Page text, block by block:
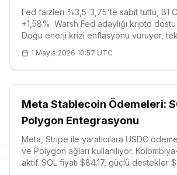
Fed faizleri %3,5-3,75'te sabit tuttu,
+1,58%. Warsh Fed adaylığı kripto
Doğu enerji krizi enflasyonu vuruyor,
stablecoin hamlesi öne çıkıyor.
1 Mayıs 2026 10:57 UTC
Meta Stablecoin Ödemeleri:
Polygon Entegrasyonu
Meta, Stripe ile yaratıcılara USDC
ve Polygon ağları kullanılıyor.
aktif. SOL fiyatı $84.17, güçlü destekler